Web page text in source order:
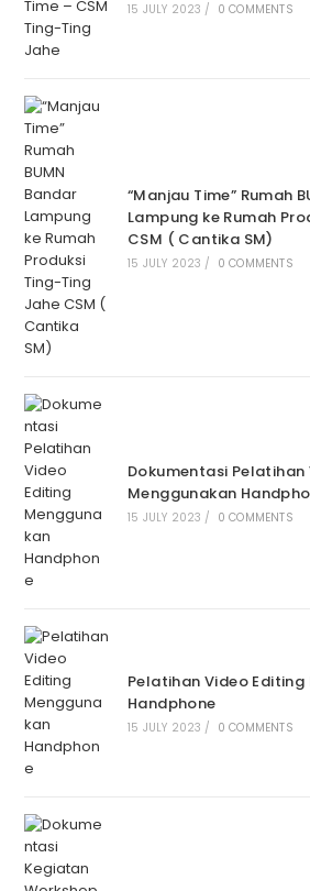
15 JULY 2023 / 0 COMMENTS
“Manjau Time” Rumah
Lampung ke Rumah
CSM ( Cantika SM)
15 JULY 2023 / 0 COMMENTS
Dokumentasi Pelatihan
Menggunakan
15 JULY 2023 / 0 COMMENTS
Pelatihan Video
Handphone
15 JULY 2023 / 0 COMMENTS